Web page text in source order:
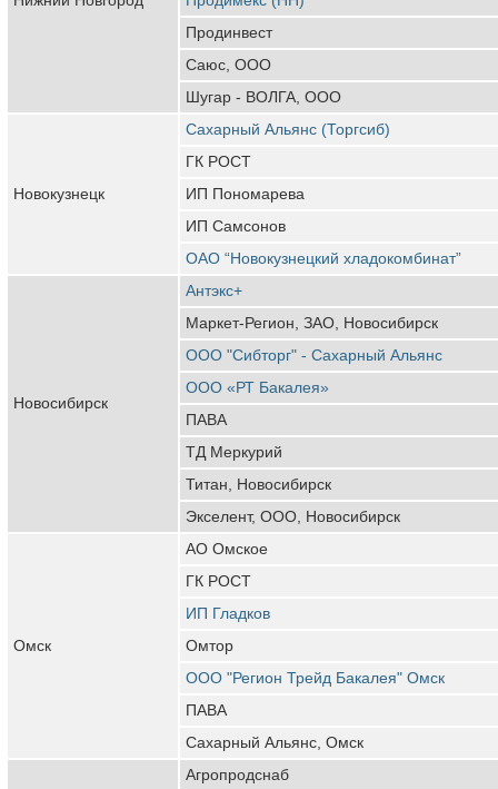
Продинвест
Саюс, ООО
Шугар - ВОЛГА, ООО
Новокузнецк
Сахарный Альянс (Торгсиб)
ГК РОСТ
ИП Пономарева
ИП Самсонов
ОАО “Новокузнецкий хладокомбинат”
Новосибирск
Антэкс+
Маркет-Регион, ЗАО, Новосибирск
ООО "Сибторг" - Сахарный Альянс
ООО «РТ Бакалея»
ПАВА
ТД Меркурий
Титан, Новосибирск
Экселент, ООО, Новосибирск
Омск
АО Омское
ГК РОСТ
ИП Гладков
Омтор
ООО "Регион Трейд Бакалея" Омск
ПАВА
Сахарный Альянс, Омск
Агропродснаб